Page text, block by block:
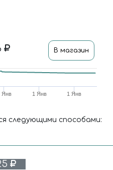
В магазин
Янв 1 Янв 1 Янв
следующими способами: